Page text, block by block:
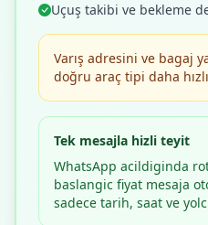
Uçuş takibi ve bekleme
Varış adresini ve bagaj
doğru araç tipi daha
Tek mesajla hizli teyit
WhatsApp acildiginda
baslangic fiyat mesaja
sadece tarih, saat ve